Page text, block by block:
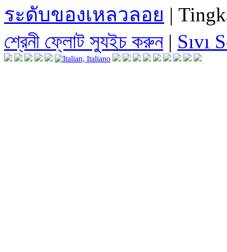
ระดับของเหลวลอย |
শ্রেনী ফ্লোট স্যুইচ করুন| Sıvı